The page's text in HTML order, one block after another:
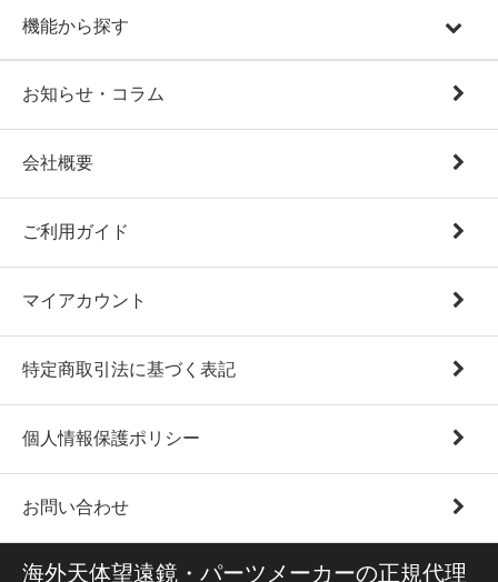
機能から探す
お知らせ・コラム
会社概要
ご利用ガイド
マイアカウント
特定商取引法に基づく表記
個人情報保護ポリシー
お問い合わせ
海外天体望遠鏡・パーツメーカーの正規代理